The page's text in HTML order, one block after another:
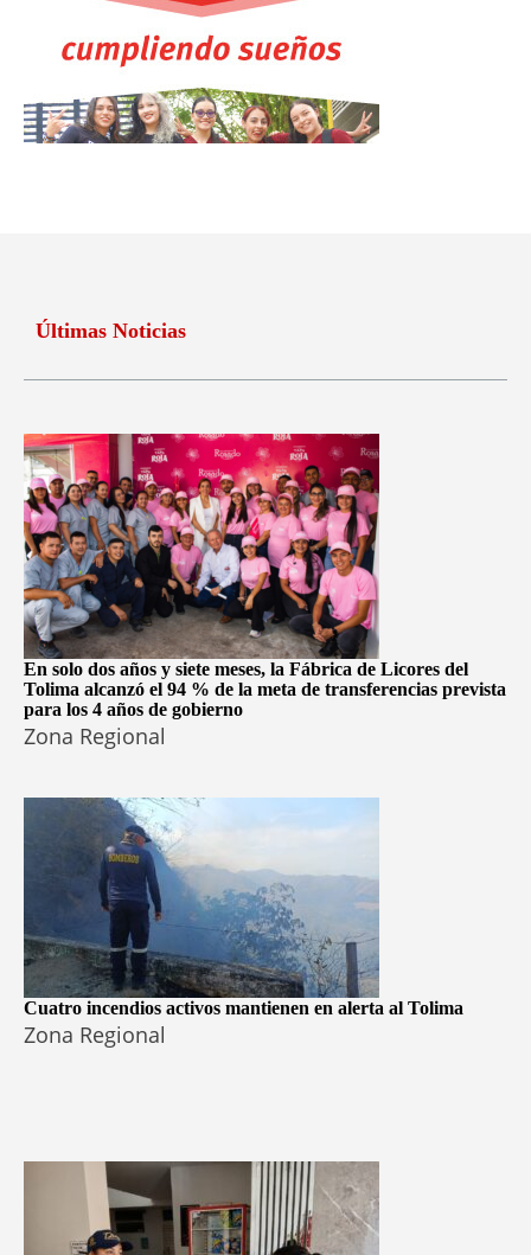
Últimas Noticias
En solo dos años y siete meses, la Fábrica de Licores del
Tolima alcanzó el 94 % de la meta de transferencias prevista
para los 4 años de gobierno
Zona Regional
Cuatro incendios activos mantienen en alerta al Tolima
Zona Regional